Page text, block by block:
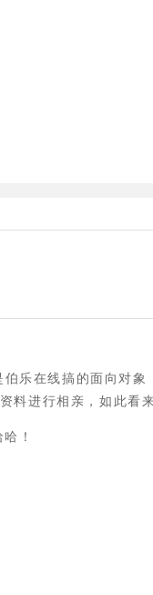
乐在线搞的面向对
料进行相亲，如此看
！